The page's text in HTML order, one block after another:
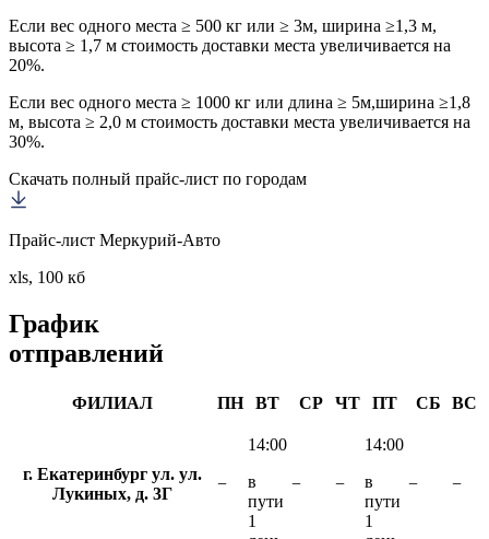
Если вес одного места ≥ 500 кг или ≥ 3м, ширина ≥1,3 м,
высота ≥ 1,7 м стоимость доставки места увеличивается на
20%.
Если вес одного места ≥ 1000 кг или длина ≥ 5м,ширина ≥1,8
м, высота ≥ 2,0 м стоимость доставки места увеличивается на
30%.
Скачать полный прайс-лист по городам
Прайс-лист Меркурий-Авто
xls, 100 кб
График
отправлений
ФИЛИАЛ ПН ВТ СР ЧТ ПТ СБ ВС
г. Екатеринбург ул. ул.
Лукиных, д. 3Г
−
14:00
в
пути
1
− −
14:00
в
пути
1
− −